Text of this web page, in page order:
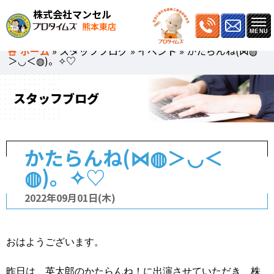
株式会社マンセル
熊本東店
ホーム » スタッフブログ » イベント » かたらんね(⋈◍
＞◡＜◍)。✧♡
スタッフブログ
かたらんね(⋈◍＞◡＜
◍)。✧♡
2022年09月01日(木)
おはようございます。
昨日は、英太郎のかたらんね！に出演させていただき、株